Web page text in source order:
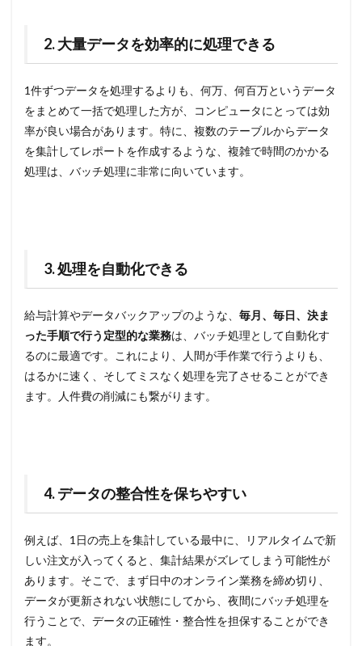
2. 大量データを効率的に処理できる
1件ずつデータを処理するよりも、何万、何百万というデータ
をまとめて一括で処理した方が、コンピュータにとっては効
率が良い場合があります。特に、複数のテーブルからデータ
を集計してレポートを作成するような、複雑で時間のかかる
処理は、バッチ処理に非常に向いています。
3. 処理を自動化できる
給与計算やデータバックアップのような、 毎月、毎日、決ま
った手順で行う定型的な業務は、バッチ処理として自動化す
るのに最適です。これにより、人間が手作業で行うよりも、
はるかに速く、そしてミスなく処理を完了させることができ
ます。人件費の削減にも繋がります。
4. データの整合性を保ちやすい
例えば、1日の売上を集計している最中に、リアルタイムで新
しい注文が入ってくると、集計結果がズレてしまう可能性が
あります。そこで、まず日中のオンライン業務を締め切り、
データが更新されない状態にしてから、夜間にバッチ処理を
行うことで、データの正確性・整合性を担保することができ
ます。